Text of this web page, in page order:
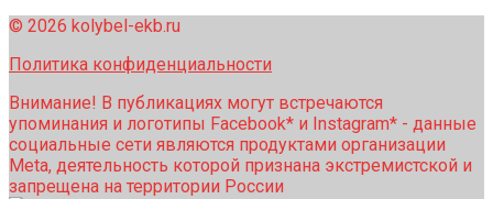
© 2026 kolybel-ekb.ru
Политика конфиденциальности
Внимание! В публикациях могут встречаются
упоминания и логотипы Facebook* и Instagram* - данные
социальные сети являются продуктами организации
Meta, деятельность которой признана экстремистской и
запрещена на территории России